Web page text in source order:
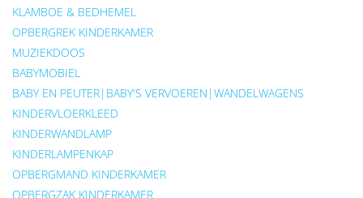
KLAMBOE & BEDHEMEL
OPBERGREK KINDERKAMER
MUZIEKDOOS
BABYMOBIEL
BABY EN PEUTER|BABY'S VERVOEREN|WANDELWAGENS
KINDERVLOERKLEED
KINDERWANDLAMP
KINDERLAMPENKAP
OPBERGMAND KINDERKAMER
OPBERGZAK KINDERKAMER